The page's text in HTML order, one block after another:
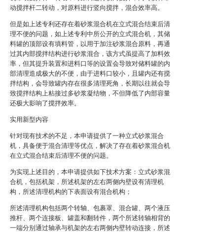
动搅拌杆二转动，对原料进行竖向搅拌，混合效率高。
但是如上述专利还存在着砂浆混合机在立式混合结束后清
理不便的问题，如上述专利中所公开的立式混合机，其储
料罐的顶部设有填料管，以用于加注砂浆混合原料，再通
过其内部搅拌结构进行砂浆混合，该方式虽提高了加料效
率，但其提升装置和进料口等的设置会导致对储料罐的内
部清理造成极大的不便，由于进料口较小，且罐内还有搅
拌结构，会导致罐内存在很多清理死角，长期以往就会导
致搅拌结构上粘接过多砂浆凝结物，不但降低了内部容量
还极大影响了搅拌效率。
实用新型内容
针对现有技术的不足，本申请提供了一种立式砂浆混合
机，具备便于混合清理等优点，解决了存在着砂浆混合机
在立式混合结束后清理不便的问题。
为实现上述目的，本申请提供如下技术方案：立式砂浆混
合机，包括机架，所述机架的左右两侧内壁设有清理机
构，所述清理机构的下表面设有混合机构；
所述清理机构包括两个转轴、包裹罩、混合罐、两个液压
推杆、两个连接板、罐盖和翻转件，两个所述转轴相背的
一端分别通过轴承与机架的左右两侧内壁转动连接，所述